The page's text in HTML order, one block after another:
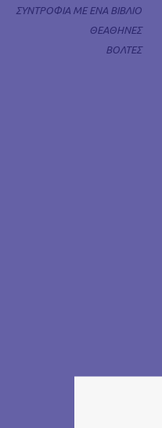
ΣΥΝΤΡΟΦΙΑ ΜΕ ΕΝΑ ΒΙΒΛΙΟ
ΘΕΑΘΗΝΕΣ
ΒΟΛΤΕΣ